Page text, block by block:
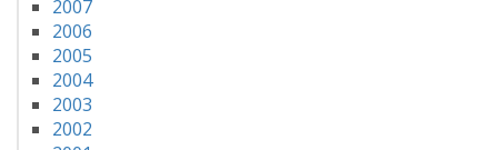
2007
2006
2005
2004
2003
2002